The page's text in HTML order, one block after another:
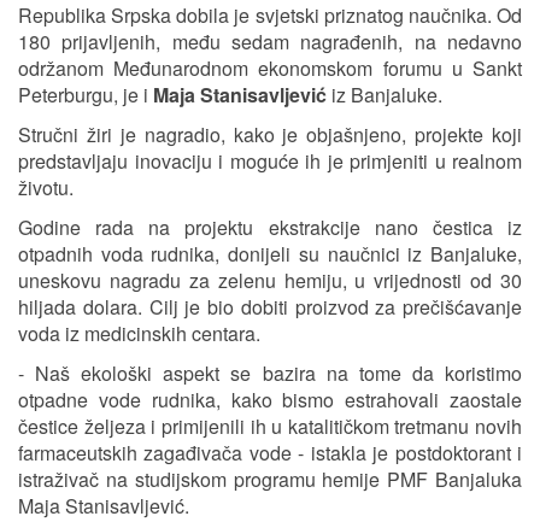
Republika Srpska dobila je svjetski priznatog naučnika. Od
180 prijavljenih, među sedam nagrađenih, na nedavno
održanom Međunarodnom ekonomskom forumu u Sankt
Peterburgu, je i Maja Stanisavljević iz Banjaluke.
Stručni žiri je nagradio, kako je objašnjeno, projekte koji
predstavljaju inovaciju i moguće ih je primjeniti u realnom
životu.
Godine rada na projektu ekstrakcije nano čestica iz
otpadnih voda rudnika, donijeli su naučnici iz Banjaluke,
uneskovu nagradu za zelenu hemiju, u vrijednosti od 30
hiljada dolara. Cilj je bio dobiti proizvod za prečišćavanje
voda iz medicinskih centara.
- Naš ekološki aspekt se bazira na tome da koristimo
otpadne vode rudnika, kako bismo estrahovali zaostale
čestice željeza i primijenili ih u katalitičkom tretmanu novih
farmaceutskih zagađivača vode - istakla je postdoktorant i
istraživač na studijskom programu hemije PMF Banjaluka
Maja Stanisavljević.